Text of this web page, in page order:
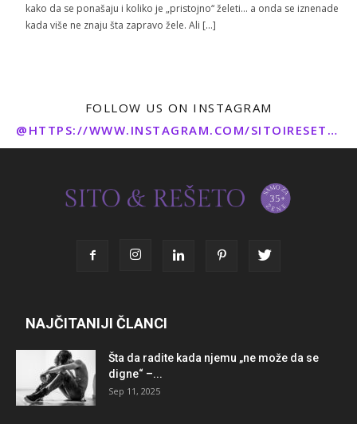
kako da se ponašaju i koliko je „pristojno“ želeti… a onda se iznenade
kada više ne znaju šta zapravo žele. Ali […]
FOLLOW US ON INSTAGRAM
@HTTPS://WWW.INSTAGRAM.COM/SITOIRESETO/
NAJČITANIJI ČLANCI
Šta da radite kada njemu „ne može da se
digne“ –...
Sep 11, 2025